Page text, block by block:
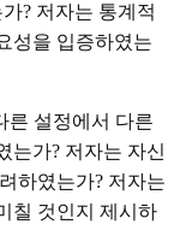
? 저자는 통계적
성을 입증하였는
른 설정에서 다른
는가? 저자는 자신
하였는가? 저자는
칠 것인지 제시하